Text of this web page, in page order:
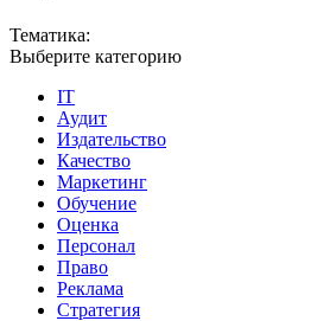
Тематика:
Выберите категорию
IT
Аудит
Издательство
Качество
Маркетинг
Обучение
Оценка
Персонал
Право
Реклама
Стратегия